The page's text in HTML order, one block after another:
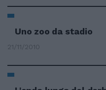
Uno zoo da stadio
21/11/2010